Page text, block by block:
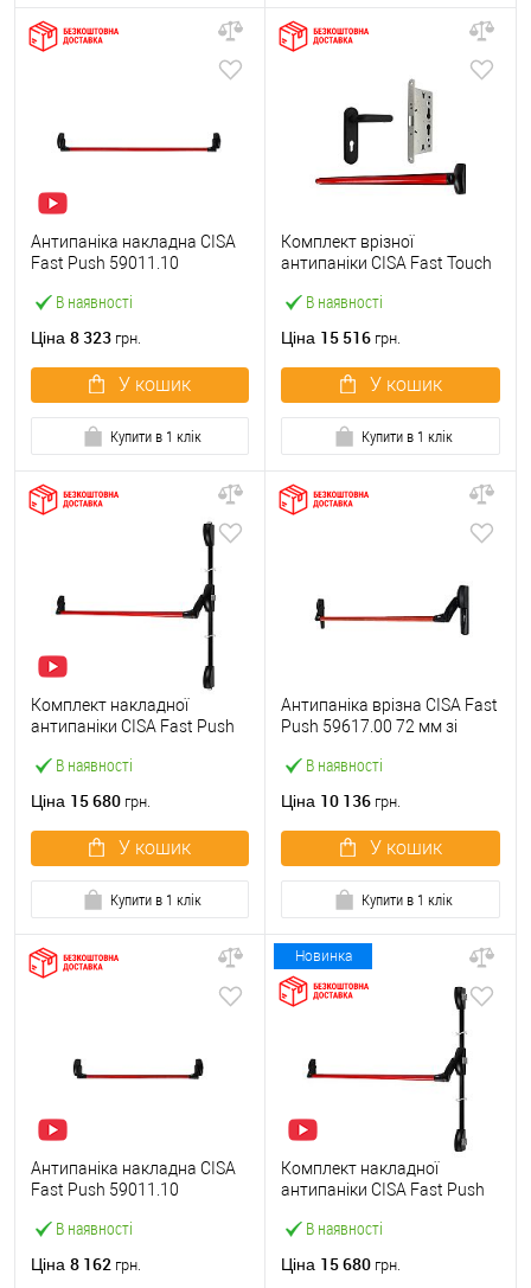
В наявності
Антипаніка накладна CISA
Fast Push 59011.10
штангою 1200 мм червона
Ціна 8 323 грн.
У кошик
Купити в 1 клік
В наявності
Комплект врізної
антипаніки CISA Fast Touch
із замком та ручкою
Ціна 15 516 грн.
У кошик
Купити в 1 клік
В наявності
Комплект накладної
антипаніки CISA Fast Push
точковий вверх-вниз
Ціна 15 680 грн.
У кошик
Купити в 1 клік
В наявності
Антипаніка врізна CISA Fast
Push 59617.00 72 мм зі
Ціна 10 136 грн.
У кошик
Купити в 1 клік
В наявності
Антипаніка накладна CISA
Fast Push 59011.10
штангою 900 мм червона
Ціна 8 162 грн.
Новинка
В наявності
Комплект накладної
антипаніки CISA Fast Push
точковий вбік червона
Ціна 15 680 грн.